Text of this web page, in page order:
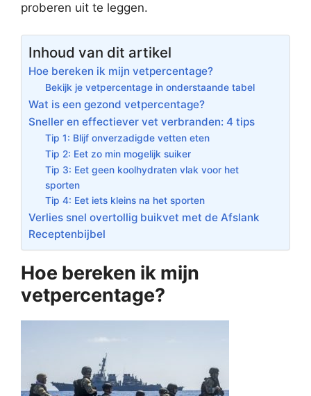
proberen uit te leggen.
Inhoud van dit artikel
Hoe bereken ik mijn vetpercentage?
Bekijk je vetpercentage in onderstaande tabel
Wat is een gezond vetpercentage?
Sneller en effectiever vet verbranden: 4 tips
Tip 1: Blijf onverzadigde vetten eten
Tip 2: Eet zo min mogelijk suiker
Tip 3: Eet geen koolhydraten vlak voor het
sporten
Tip 4: Eet iets kleins na het sporten
Verlies snel overtollig buikvet met de Afslank
Receptenbijbel
Hoe bereken ik mijn
vetpercentage?